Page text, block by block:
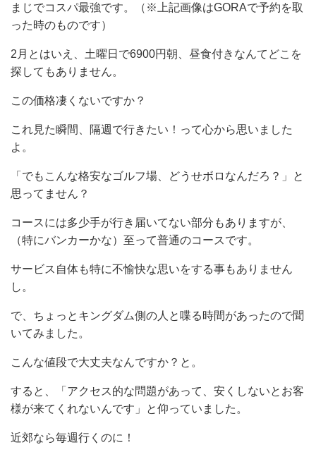
まじでコスパ最強です。（※上記画像はGORAで予約を取
った時のものです）
2月とはいえ、土曜日で6900円朝、昼食付きなんてどこを
探してもありません。
この価格凄くないですか？
これ見た瞬間、隔週で行きたい！って心から思いました
よ。
「でもこんな格安なゴルフ場、どうせボロなんだろ？」と
思ってません？
コースには多少手が行き届いてない部分もありますが、
（特にバンカーかな）至って普通のコースです。
サービス自体も特に不愉快な思いをする事もありません
し。
で、ちょっとキングダム側の人と喋る時間があったので聞
いてみました。
こんな値段で大丈夫なんですか？と。
すると、「アクセス的な問題があって、安くしないとお客
様が来てくれないんです」と仰っていました。
近郊なら毎週行くのに！